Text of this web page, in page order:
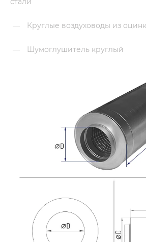
— Круглые воздуховоды из
— Шумоглушитель круглый